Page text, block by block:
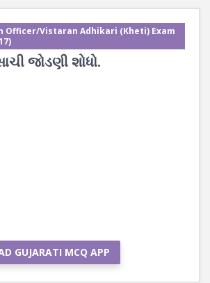
Officer/Vistaran Adhikari (Kheti) Exam
જોડણી શોધો.
GUJARATI MCQ APP